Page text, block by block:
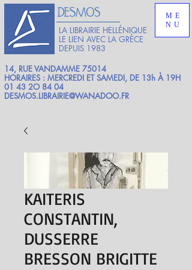
LA LIBRAIRIE HELLÉNIQUE
LE LIEN AVEC LA GRÈCE
DEPUIS 1983
ME
NU
14, RUE VANDAMME 75014
HORAIRES : MERCREDI ET SAMEDI, DE 13h À 19H
01 43 2O 84 04
DESMOS.LIBRAIRIE@WANADOO.FR
KAITERIS
CONSTANTIN,
DUSSERRE
BRESSON BRIGITTE